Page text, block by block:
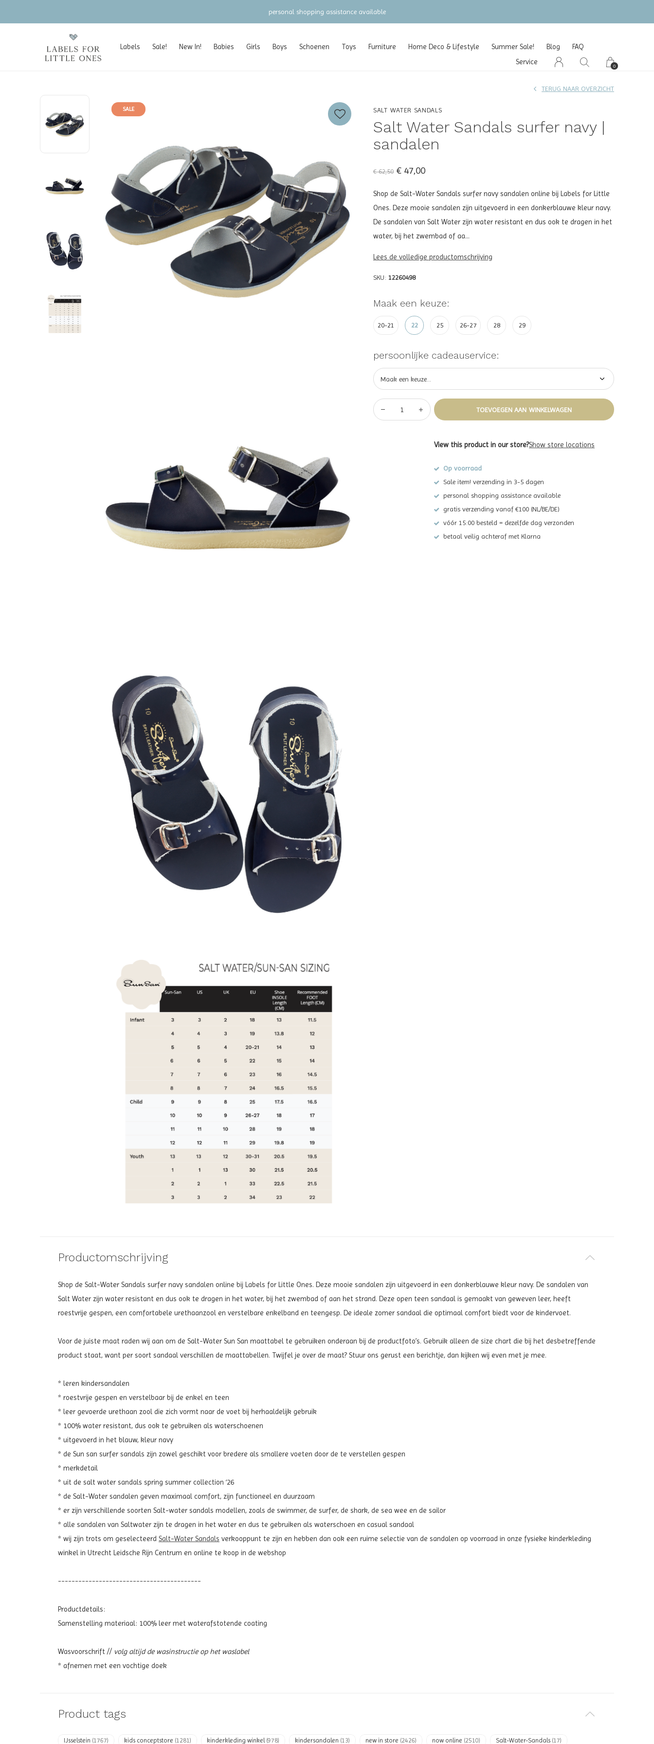
Labels Sale! New In! Babies Girls Boys Schoenen Toys Furniture Home Deco & Lifestyle Summer Sale! Blog
FAQ
Service
0
gratis verzending vanaf €100 (NL/BE/DE)
SALE SALT WATER SANDALS
Salt Water Sandals surfer navy |
sandalen
TERUG NAAR OVERZICHT
€ 62,50 € 47,00
Shop de Salt-Water Sandals surfer navy sandalen online bij Labels for Little
Ones. Deze mooie sandalen zijn uitgevoerd in een donkerblauwe kleur navy.
De sandalen van Salt Water zijn water resistant en dus ook te dragen in het
water, bij het zwembad of aa...
Lees de volledige productomschrijving
SKU: 12260498
Maak een keuze:
20-21 22 25 26-27 28 29
persoonlijke cadeauservice:
TOEVOEGEN AAN WINKELWAGEN
View this product in our store?Show store locations
Op voorraad
Sale item! verzending in 3-5 dagen
personal shopping assistance available
gratis verzending vanaf €100 (NL/BE/DE)
vóór 15:00 besteld = dezelfde dag verzonden
betaal veilig achteraf met Klarna
Productomschrijving
Shop de Salt-Water Sandals surfer navy sandalen online bij Labels for Little Ones. Deze mooie sandalen zijn uitgevoerd in een donkerblauwe kleur navy. De sandalen van
Salt Water zijn water resistant en dus ook te dragen in het water, bij het zwembad of aan het strand. Deze open teen sandaal is gemaakt van geweven leer, heeft
roestvrije gespen, een comfortabele urethaanzool en verstelbare enkelband en teengesp. De ideale zomer sandaal die optimaal comfort biedt voor de kindervoet.
Voor de juiste maat raden wij aan om de Salt-Water Sun San maattabel te gebruiken onderaan bij de productfoto’s. Gebruik alleen de size chart die bij het desbetreffende
product staat, want per soort sandaal verschillen de maattabellen. Twijfel je over de maat? Stuur ons gerust een berichtje, dan kijken wij even met je mee.
* leren kindersandalen
* roestvrije gespen en verstelbaar bij de enkel en teen
* leer gevoerde urethaan zool die zich vormt naar de voet bij herhaaldelijk gebruik
* 100% water resistant, dus ook te gebruiken als waterschoenen
* uitgevoerd in het blauw, kleur navy
* de Sun san surfer sandals zijn zowel geschikt voor bredere als smallere voeten door de te verstellen gespen
* merkdetail
* uit de salt water sandals spring summer collection ‘26
* de Salt-Water sandalen geven maximaal comfort, zijn functioneel en duurzaam
* er zijn verschillende soorten Salt-water sandals modellen, zoals de swimmer, de surfer, de shark, de sea wee en de sailor
* alle sandalen van Saltwater zijn te dragen in het water en dus te gebruiken als waterschoen en casual sandaal
* wij zijn trots om geselecteerd Salt-Water Sandals verkooppunt te zijn en hebben dan ook een ruime selectie van de sandalen op voorraad in onze fysieke kinderkleding
winkel in Utrecht Leidsche Rijn Centrum en online te koop in de webshop
------------------------------------------
Productdetails:
Samenstelling materiaal: 100% leer met waterafstotende coating
Wasvoorschrift // volg altijd de wasinstructie op het waslabel
* afnemen met een vochtige doek
Product tags
IJsselstein (1767) kids conceptstore (1281) kinderkleding winkel (978) kindersandalen (13) new in store (2426) now online (2510) Salt-Water-Sandals (17)